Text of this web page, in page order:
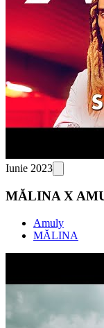
Iunie 2023
MĂLINA X
Amuly
MĂLINA